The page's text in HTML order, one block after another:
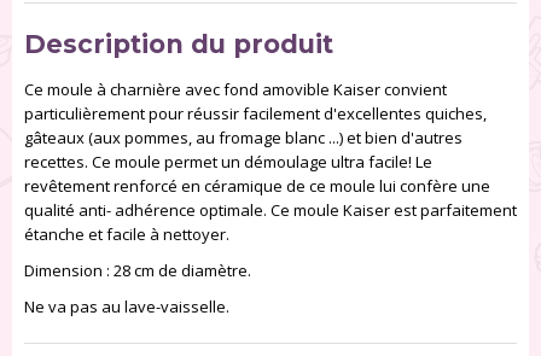
Description du produit
Ce moule à charnière avec fond amovible Kaiser convient
particulièrement pour réussir facilement d'excellentes quiches,
gâteaux (aux pommes, au fromage blanc ...) et bien d'autres
recettes. Ce moule permet un démoulage ultra facile! Le
revêtement renforcé en céramique de ce moule lui confère une
qualité anti- adhérence optimale. Ce moule Kaiser est parfaitement
étanche et facile à nettoyer.
Dimension : 28 cm de diamètre.
Ne va pas au lave-vaisselle.